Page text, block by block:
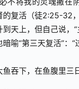
的复活（徒2:25-32
天上，但自己说，
暗喻“第三天复活”：
吞下，在鱼腹里三